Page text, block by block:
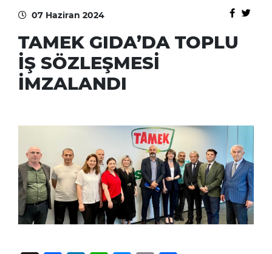
07 Haziran 2024
TAMEK GIDA’DA TOPLU
İŞ SÖZLEŞMESİ
İMZALANDI